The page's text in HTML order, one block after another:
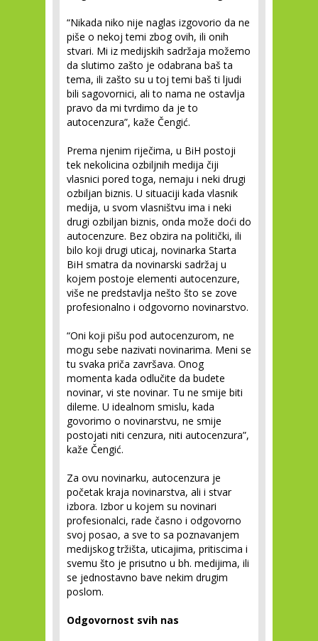
“Nikada niko nije naglas izgovorio da ne
piše o nekoj temi zbog ovih, ili onih
stvari. Mi iz medijskih sadržaja možemo
da slutimo zašto je odabrana baš ta
tema, ili zašto su u toj temi baš ti ljudi
bili sagovornici, ali to nama ne ostavlja
pravo da mi tvrdimo da je to
autocenzura”, kaže Čengić.
Prema njenim riječima, u BiH postoji
tek nekolicina ozbiljnih medija čiji
vlasnici pored toga, nemaju i neki drugi
ozbiljan biznis. U situaciji kada vlasnik
medija, u svom vlasništvu ima i neki
drugi ozbiljan biznis, onda može doći do
autocenzure. Bez obzira na politički, ili
bilo koji drugi uticaj, novinarka Starta
BiH smatra da novinarski sadržaj u
kojem postoje elementi autocenzure,
više ne predstavlja nešto što se zove
profesionalno i odgovorno novinarstvo.
“Oni koji pišu pod autocenzurom, ne
mogu sebe nazivati novinarima. Meni se
tu svaka priča završava. Onog
momenta kada odlučite da budete
novinar, vi ste novinar. Tu ne smije biti
dileme. U idealnom smislu, kada
govorimo o novinarstvu, ne smije
postojati niti cenzura, niti autocenzura”,
kaže Čengić.
Za ovu novinarku, autocenzura je
početak kraja novinarstva, ali i stvar
izbora. Izbor u kojem su novinari
profesionalci, rade časno i odgovorno
svoj posao, a sve to sa poznavanjem
medijskog tržišta, uticajima, pritiscima i
svemu što je prisutno u bh. medijima, ili
se jednostavno bave nekim drugim
poslom.
Odgovornost svih nas